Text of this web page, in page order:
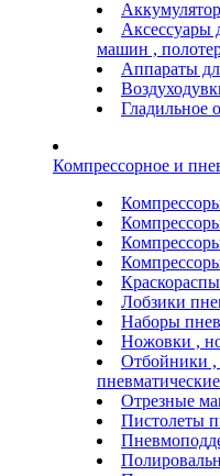
Аксессуары
машин ,
Аппараты
Гладильное
Компрессорное и
Лобзики
Наборы
Ножовки ,
Отбойники ,
пневматические
Отрезные
Пистолеты